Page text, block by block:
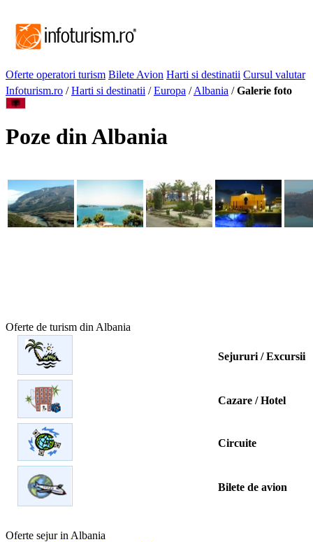
Oferte operatori turism Bilete Avion Harti si destinatii Cursul valutar
Infoturism.ro /Harti si destinatii /Europa /Albania /Galerie foto
Poze din Albania
Oferte de turism din Albania
Sejururi / Excursii
Cazare / Hotel
Circuite
Bilete de avion
Oferte sejur in Albania